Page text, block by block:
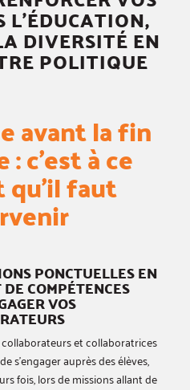
DIVERSITÉ EN
POLITIQUE
avant la fin
c’est à ce
faut
PONCTUELLES EN
COMPÉTENCES
VOS
et collaboratrices
s’engager auprès des élèves,
fois, lors de missions allant de